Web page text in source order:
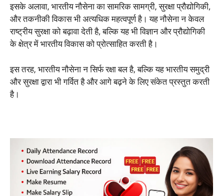
इसके अलावा, भारतीय नौसेना का सामरिक सामग्री, सुरक्षा प्रौद्योगिकी,
और तकनीकी विकास भी अत्यधिक महत्वपूर्ण है। यह नौसेना न केवल
राष्ट्रीय सुरक्षा को बढ़ावा देती है, बल्कि यह भी विज्ञान और प्रौद्योगिकी
के क्षेत्र में भारतीय विकास को प्रोत्साहित करती है।
इस तरह, भारतीय नौसेना न सिर्फ रक्षा बल है, बल्कि यह भारतीय समुद्री
और सुरक्षा द्वारा भी गर्वित है और आगे बढ़ने के लिए संकेत प्रस्तुत करती
है।